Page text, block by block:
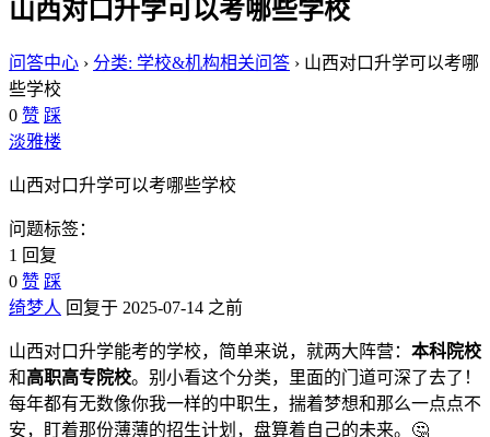
山西对口升学可以考哪些学校
问答中心 › 分类: 学校&机构相关问答 › 山西对口升学可以考哪
些学校
0 赞 踩
淡雅楼
山西对口升学可以考哪些学校
问题标签：
1 回复
0 赞 踩
绮梦人 回复于 2025-07-14 之前
山西对口升学能考的学校，简单来说，就两大阵营： 本科院校
和高职高专院校。别小看这个分类，里面的门道可深了去了！
每年都有无数像你我一样的中职生，揣着梦想和那么一点点不
安，盯着那份薄薄的招生计划，盘算着自己的未来。🤔